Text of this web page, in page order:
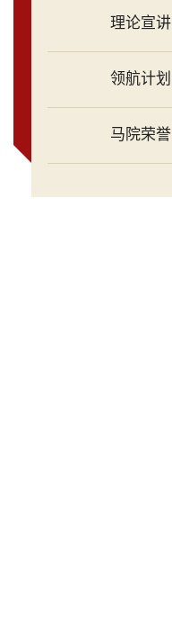
理论宣讲
领航计划
马院荣誉